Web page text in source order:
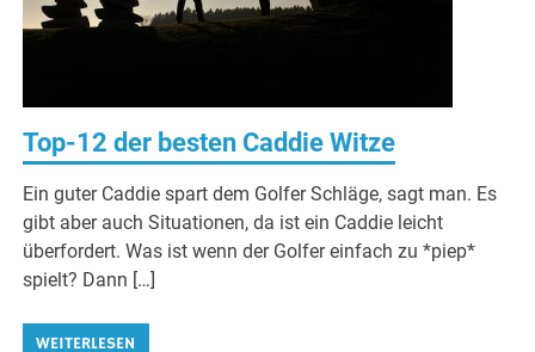
Top-12 der besten Caddie Witze
Ein guter Caddie spart dem Golfer Schläge, sagt man. Es
gibt aber auch Situationen, da ist ein Caddie leicht
überfordert. Was ist wenn der Golfer einfach zu *piep*
spielt? Dann […]
WEITERLESEN